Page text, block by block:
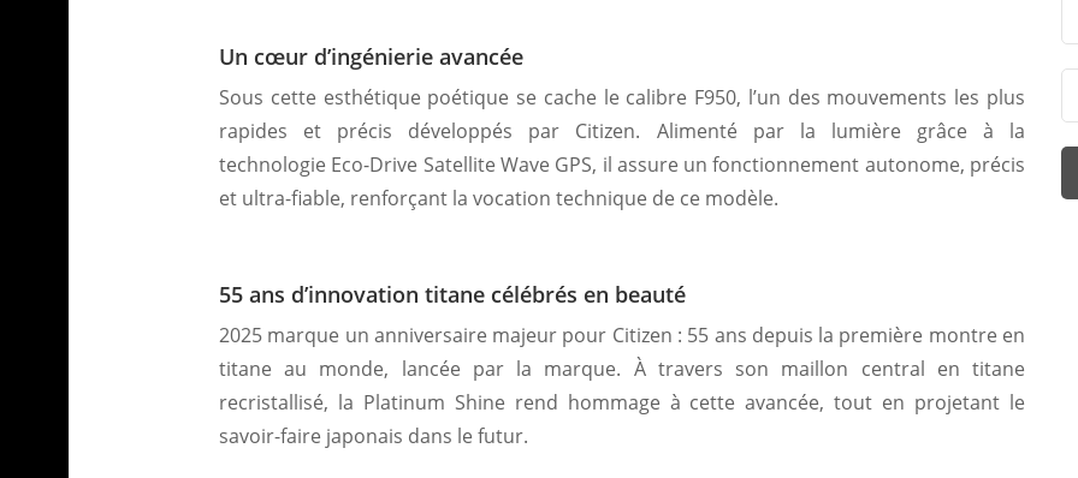
Un cœur d’ingénierie avancée
Sous cette esthétique poétique se cache le calibre F950, l’un des mouvements les plus
rapides et précis développés par Citizen. Alimenté par la lumière grâce à la
technologie Eco-Drive Satellite Wave GPS, il assure un fonctionnement autonome, précis
et ultra-fiable, renforçant la vocation technique de ce modèle.
55 ans d’innovation titane célébrés en beauté
2025 marque un anniversaire majeur pour Citizen : 55 ans depuis la première montre en
titane au monde, lancée par la marque. À travers son maillon central en titane
recristallisé, la Platinum Shine rend hommage à cette avancée, tout en projetant le
savoir-faire japonais dans le futur.